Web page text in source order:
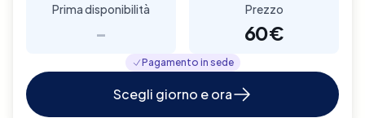
Prima disponibilità
-
Prezzo
60€
Pagamento in sede
Scegli giorno e ora